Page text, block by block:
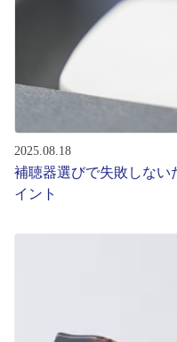
コーディネート
レビュー
ブログ
2025.08.18
補聴器選びで失敗しない
イント